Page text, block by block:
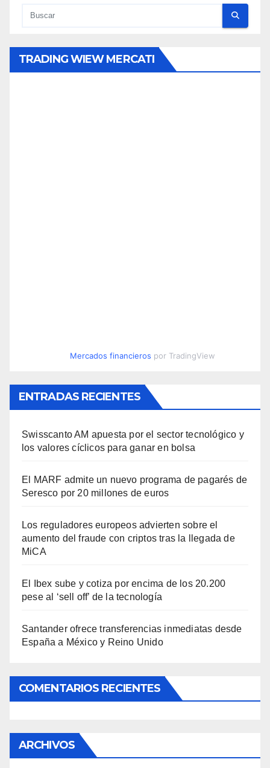
TRADING WIEW MERCATI
Mercados financieros por TradingView
ENTRADAS RECIENTES
Swisscanto AM apuesta por el sector tecnológico y
los valores cíclicos para ganar en bolsa
El MARF admite un nuevo programa de pagarés de
Seresco por 20 millones de euros
Los reguladores europeos advierten sobre el
aumento del fraude con criptos tras la llegada de
MiCA
El Ibex sube y cotiza por encima de los 20.200
pese al ‘sell off’ de la tecnología
Santander ofrece transferencias inmediatas desde
España a México y Reino Unido
COMENTARIOS RECIENTES
ARCHIVOS